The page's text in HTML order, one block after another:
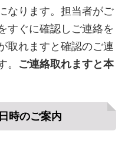
なります。担当者がご
すぐに確認しご連絡を
取れますと確認のご連
ご連絡取れますと本
時のご案内